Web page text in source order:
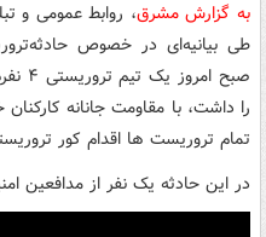
به گزارش مشرق، روابط عمومی و
طی بیانیه‌ای در خصوص
را داشت، با مقاومت جانانه
تمام تروریست ها اقدام کور
در این حادثه یک نفر از مدافعین